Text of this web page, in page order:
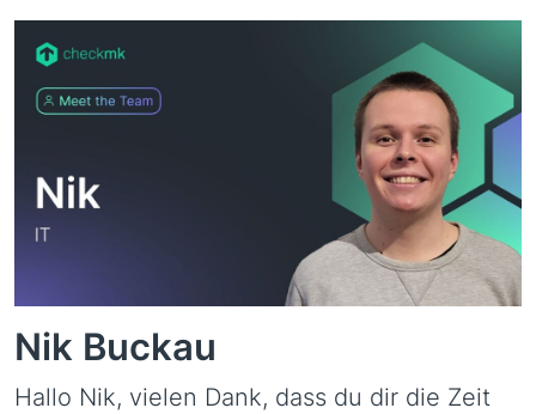
Nik Buckau
Hallo Nik, vielen Dank, dass du dir die Zeit